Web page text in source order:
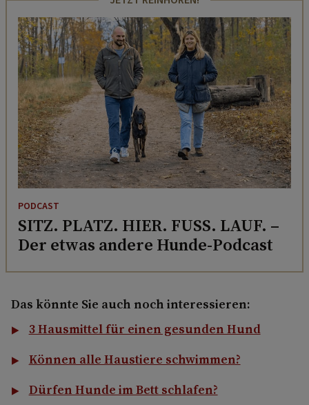
PODCAST
SITZ. PLATZ. HIER. FUSS. LAUF. –
Der etwas andere Hunde-Podcast
Das könnte Sie auch noch interessieren:
3 Hausmittel für einen gesunden Hund
Können alle Haustiere schwimmen?
Dürfen Hunde im Bett schlafen?